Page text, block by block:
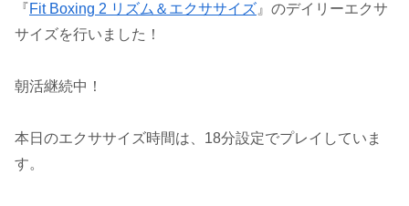
『Fit Boxing 2 リズム＆エクササイズ 』のデイリーエクサ
サイズを行いました！
朝活継続中！
本日のエクササイズ時間は、18分設定でプレイしていま
す。